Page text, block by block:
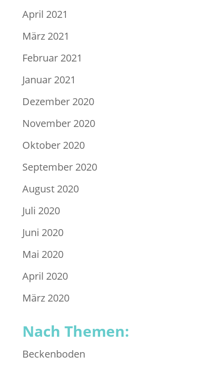
April 2021
März 2021
Februar 2021
Januar 2021
Dezember 2020
November 2020
Oktober 2020
September 2020
August 2020
Juli 2020
Juni 2020
Mai 2020
April 2020
März 2020
Nach Themen:
Beckenboden